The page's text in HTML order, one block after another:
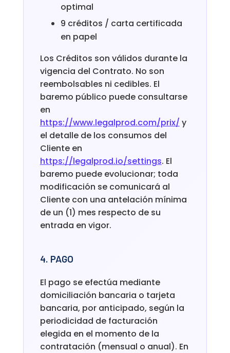
optimal
9 créditos / carta certificada
en papel
Los Créditos son válidos durante la
vigencia del Contrato. No son
reembolsables ni cedibles. El
baremo público puede consultarse
en
https://www.legalprod.com/prix/ y
el detalle de los consumos del
Cliente en
https://legalprod.io/settings. El
baremo puede evolucionar; toda
modificación se comunicará al
Cliente con una antelación mínima
de un (1) mes respecto de su
entrada en vigor.
4. PAGO
El pago se efectúa mediante
domiciliación bancaria o tarjeta
bancaria, por anticipado, según la
periodicidad de facturación
elegida en el momento de la
contratación (mensual o anual). En